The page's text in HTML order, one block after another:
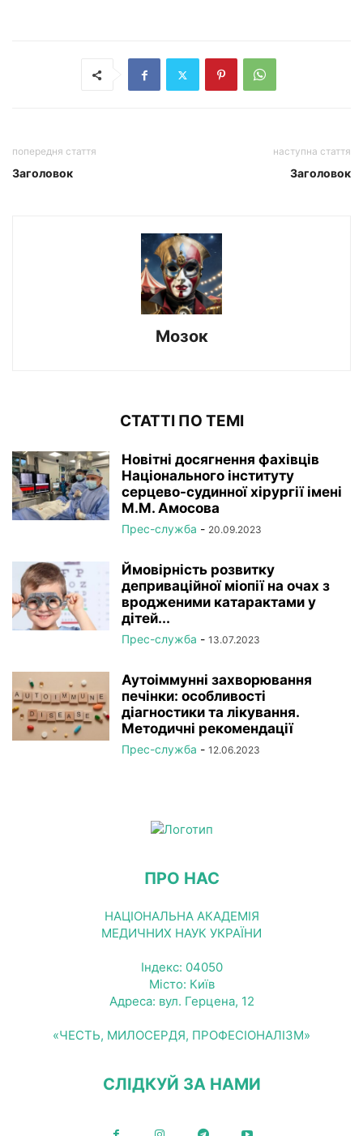
попередня стаття
Заголовок
наступна стаття
Заголовок
Мозок
СТАТТІ ПО ТЕМІ
Новітні досягнення фахівців
Національного інституту
серцево-судинної хірургії імeні
М.М. Амосова
Прес-служба - 20.09.2023
Ймовірність розвитку
деприваційної міопії на очах з
вродженими катарактами у
дітей...
Прес-служба - 13.07.2023
Аутоіммунні захворювання
печінки: особливості
діагностики та лікування.
Методичні рекомендації
Прес-служба - 12.06.2023
ПРО НАС
НАЦІОНАЛЬНА АКАДЕМІЯ
МЕДИЧНИХ НАУК УКРАЇНИ
Індекс: 04050
Місто: Київ
Адреса: вул. Герцена, 12
«ЧЕСТЬ, МИЛОСЕРДЯ, ПРОФЕСІОНАЛІЗМ»
СЛІДКУЙ ЗА НАМИ